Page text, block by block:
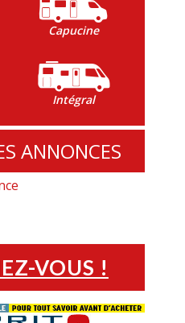
Capucine
Intégral
ANNONCES
VOUS !